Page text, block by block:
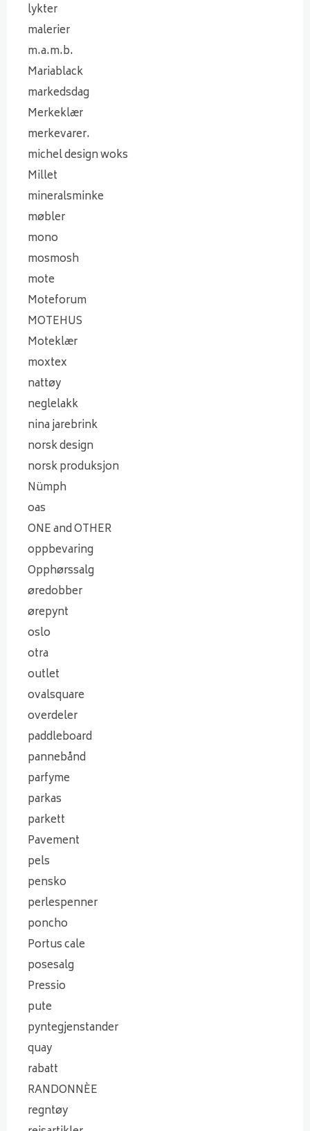
lykter
malerier
m.a.m.b.
Mariablack
markedsdag
Merkeklær
merkevarer.
michel design woks
Millet
mineralsminke
møbler
mono
mosmosh
mote
Moteforum
MOTEHUS
Moteklær
moxtex
nattøy
neglelakk
nina jarebrink
norsk design
norsk produksjon
Nümph
oas
ONE and OTHER
oppbevaring
Opphørssalg
øredobber
ørepynt
oslo
otra
outlet
ovalsquare
overdeler
paddleboard
pannebånd
parfyme
parkas
parkett
Pavement
pels
pensko
perlespenner
poncho
Portus cale
posesalg
Pressio
pute
pyntegjenstander
quay
rabatt
RANDONNÈE
regntøy